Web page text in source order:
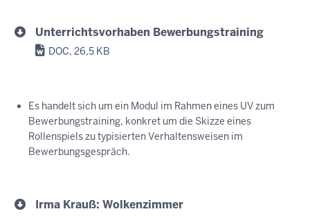
Unterrichtsvorhaben Bewerbungstraining
DOC, 26,5 KB
Es handelt sich um ein Modul im Rahmen eines UV zum
Bewerbungstraining, konkret um die Skizze eines
Rollenspiels zu typisierten Verhaltensweisen im
Bewerbungsgespräch.
Irma Krauß: Wolkenzimmer